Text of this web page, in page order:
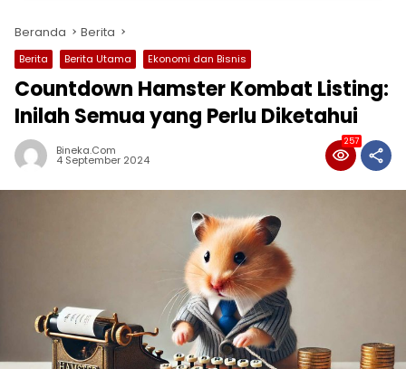
Beranda Berita
Berita Berita Utama Ekonomi dan Bisnis
Countdown Hamster Kombat Listing:
Inilah Semua yang Perlu Diketahui
Bineka.com
4 September 2024
257